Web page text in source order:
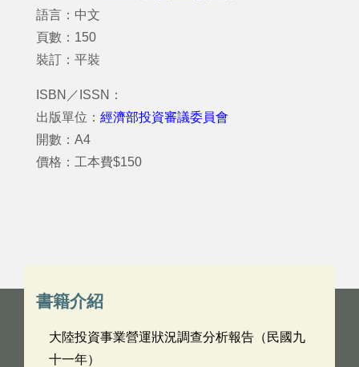
語言：中文
頁數：150
裝訂：平裝
ISBN／ISSN：
出版單位： 經濟部投資審議委員會
開數：A4
價格：工本費$150
書籍介紹
大陸投資事業營運狀況調查分析報告（民國九
十一年）